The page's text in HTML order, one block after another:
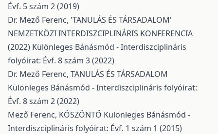
Évf. 5 szám 2 (2019)
Dr. Mező Ferenc, 'TANULÁS ÉS TÁRSADALOM'
NEMZETKÖZI INTERDISZCIPLINÁRIS KONFERENCIA
(2022) Különleges Bánásmód - Interdiszciplináris
folyóirat: Évf. 8 szám 3 (2022)
Dr. Mező Ferenc, TANULÁS ÉS TÁRSADALOM
Különleges Bánásmód - Interdiszciplináris folyóirat:
Évf. 8 szám 2 (2022)
Mező Ferenc, KÖSZÖNTŐ Különleges Bánásmód -
Interdiszciplináris folyóirat: Évf. 1 szám 1 (2015)